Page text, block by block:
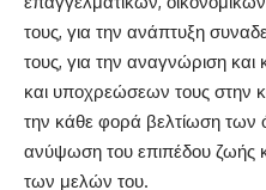
τους, για την ανάπτυξη
τους, για την αναγνώριση
και υποχρεώσεων τους στην
την κάθε φορά βελτίωση των
ανύψωση του επιπέδου ζωής
των μελών του.